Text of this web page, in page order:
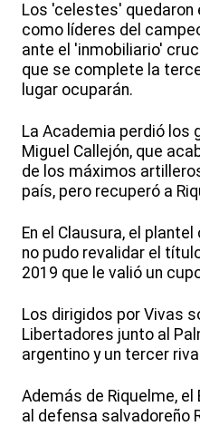
Los 'celestes' quedaron
como líderes del
ante el 'inmobiliario'
que se complete la
lugar ocuparán.
La Academia perdió los
Miguel Callejón, que
de los máximos
país, pero recuperó a
En el Clausura, el
no pudo revalidar el
2019 que le valió un
Los dirigidos por Vivas
Libertadores junto al
argentino y un tercer
Además de Riquelme,
al defensa salvadoreño